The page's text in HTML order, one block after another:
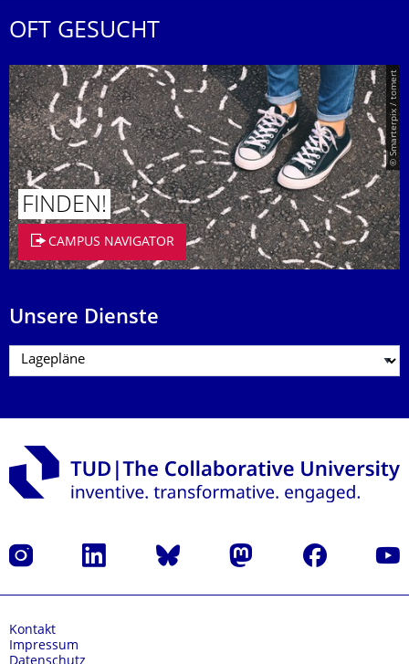
OFT GESUCHT
© Smarterpix / tomert
FINDEN!
CAMPUS NAVIGATOR
Unsere Dienste
Instagram LinkedIn Bluesky Mastodon Facebook
Kontakt
Impressum